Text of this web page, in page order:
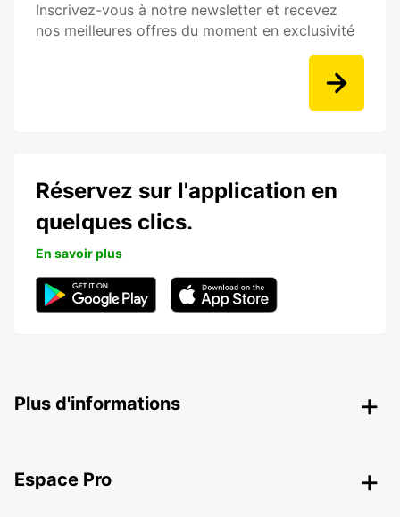
Inscrivez-vous à notre newsletter et recevez
nos meilleures offres du moment en exclusivité
Réservez sur l'application en
quelques clics.
En savoir plus
Plus d'informations
Espace Pro